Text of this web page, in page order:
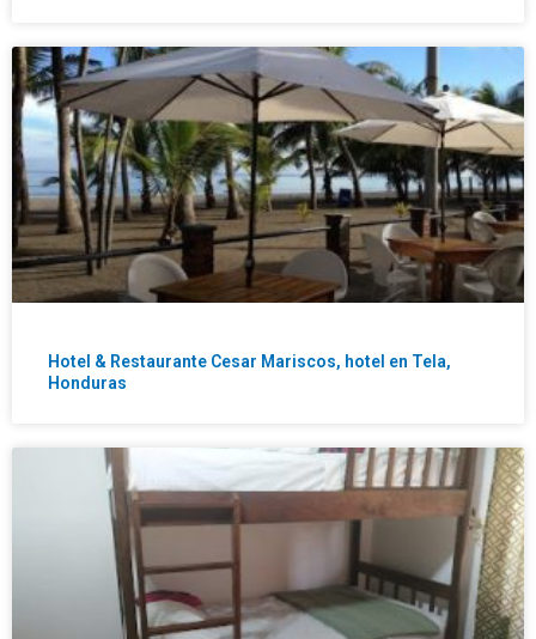
Hotel & Restaurante Cesar Mariscos, hotel en Tela,
Honduras